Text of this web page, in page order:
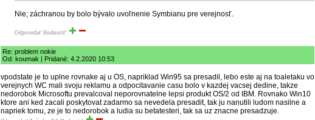
Nie; záchranou by bolo bývalo uvoľnenie Symbianu pre verejnosť.
Odpovedať Hodnotiť:
Re: problem nokie
Od: koumak | Pridané: 4.2.2020 10:53
vpodstate je to uplne rovnake aj u OS, napriklad Win95 sa presadil, lebo este aj na toaletaku vo
verejnych WC mali svoju reklamu a odpocitavanie casu bolo v kazdej vacsej dedine, takze
nedorobok Microsoftu prevalcoval neporovnatelne lepsi produkt OS/2 od IBM. Rovnako Win10
ktore ani ked zacali poskytovat zadarmo sa nevedela presadit, tak ju nanutili ludom nasilne a
napriek tomu, ze je to nedorobok a ludia su betatesteri, tak sa uz znacne presadzuje.